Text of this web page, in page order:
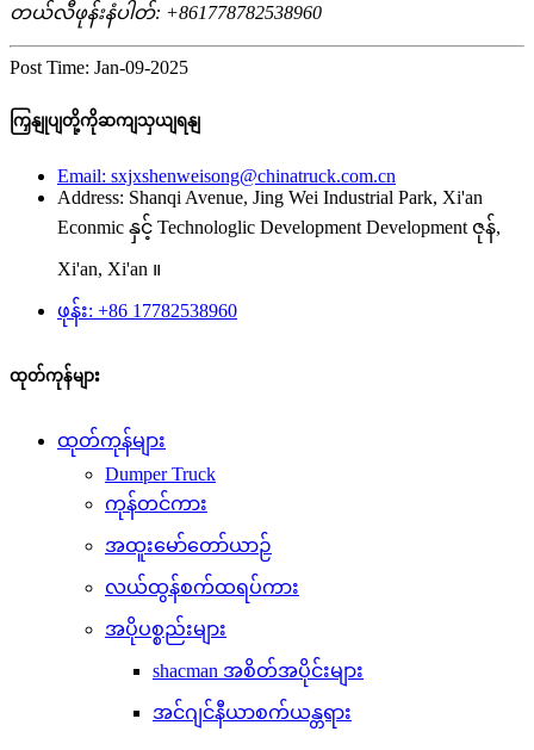
တယ်လီဖုန်းနံပါတ်: +861778782538960
Post Time: Jan-09-2025
ကြှနျုပျတို့ကိုဆကျသှယျရနျ
Email: sxjxshenweisong@chinatruck.com.cn
Address: Shanqi Avenue, Jing Wei Industrial Park, Xi'an
Econmic နှင့် Technologlic Development Development ဇုန်,
Xi'an, Xi'an ။
ဖုန်း: +86 17782538960
ထုတ်ကုန်များ
ထုတ်ကုန်များ
Dumper Truck
ကုန်တင်ကား
အထူးမော်တော်ယာဉ်
လယ်ထွန်စက်ထရပ်ကား
အပိုပစ္စည်းများ
shacman အစိတ်အပိုင်းများ
အင်ဂျင်နီယာစက်ယန္တရား